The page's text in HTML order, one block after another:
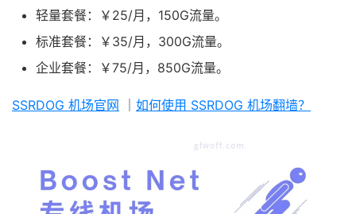
轻量套餐：￥25/月，150G流量。
标准套餐：￥35/月，300G流量。
企业套餐：￥75/月，850G流量。
SSRDOG 机场官网 如何使用 SSRDOG 机场翻墙？